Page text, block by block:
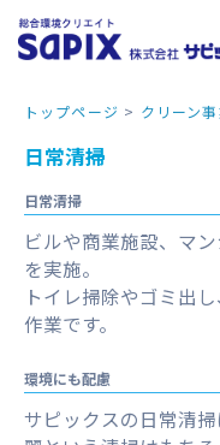
トップページ > クリーン
日常清掃
日常清掃
ビルや商業施設、マ
を実施。
トイレ掃除やゴミ出
作業です。
環境にも配慮
サピックスの日常清